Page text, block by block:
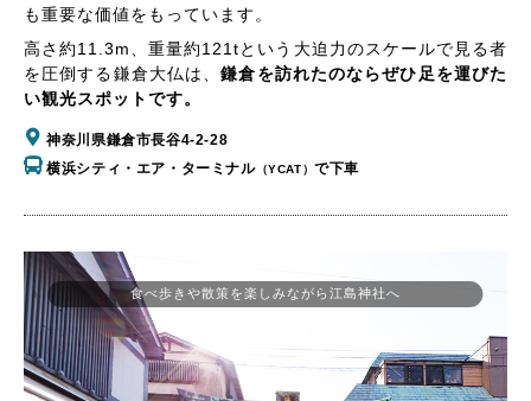
も重要な価値をもっています。
高さ約11.3m、重量約121tという大迫力のスケールで見る者
を圧倒する鎌倉大仏は、鎌倉を訪れたのならぜひ足を運びた
い観光スポットです。
神奈川県鎌倉市長谷4-2-28
横浜シティ・エア・ターミナル（YCAT）で下車
食べ歩きや散策を楽しみながら江島神社へ